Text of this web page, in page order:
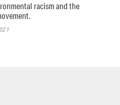
racism and the